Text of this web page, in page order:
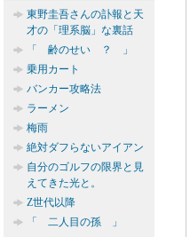
東野圭吾さんの訃報と天
才の「理系脳」な裏話
「 齢のせい ？ 」
乗用カート
バンカー攻略法
ラーメン
梅雨
絶対ダフらないアイアン
自分のゴルフの限界と見
えてきた光と。
Z世代以降
「 二人目の孫 」